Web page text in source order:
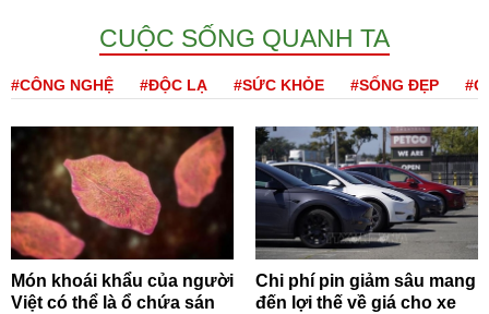
CUỘC SỐNG QUANH TA
#CÔNG NGHỆ #ĐỘC LẠ #SỨC KHỎE #SỐNG ĐẸP
Món khoái khẩu của người
Việt có thể là ổ chứa sán
Chi phí pin giảm sâu mang
đến lợi thế về giá cho xe